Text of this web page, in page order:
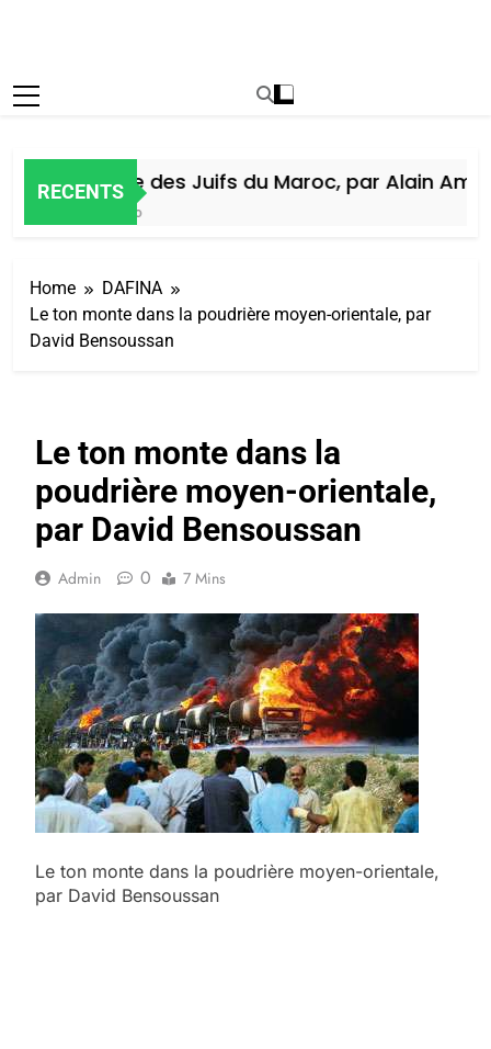
RECENTS
Histoire des Juifs du Maroc, par Alain Amiel
Home
DAFINA
Le ton monte dans la poudrière moyen-orientale, par
David Bensoussan
Le ton monte dans la
poudrière moyen-orientale,
par David Bensoussan
Admin 0 7 Mins
Le ton monte dans la poudrière moyen-orientale,
par David Bensoussan